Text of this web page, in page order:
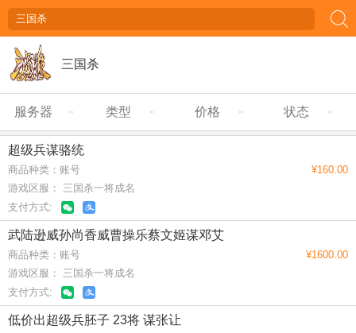
三国杀
服务器 类型 价格 状态
超级兵谋骆统
商品种类：账号
游戏区服： 三国杀一将成名
支付方式:
¥160.00
武陆逊威孙尚香威曹操乐蔡文姬谋邓艾
商品种类：账号
游戏区服： 三国杀一将成名
支付方式:
¥1600.00
低价出超级兵胚子 23将 谋张让